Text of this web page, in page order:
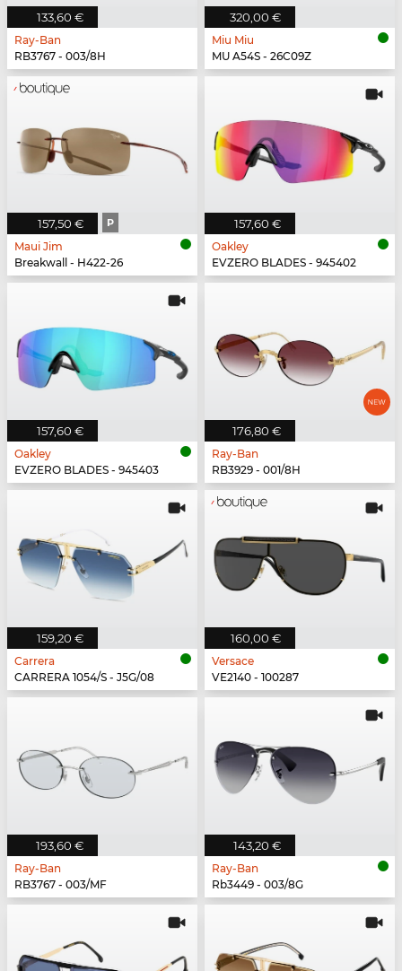
133,60 €
Ray-Ban
RB3767 - 003/8H
320,00 €
Miu Miu
MU A54S - 26C09Z
157,50 € P
Maui Jim
Breakwall - H422-26
157,60 €
Oakley
EVZERO BLADES - 945402
157,60 €
Oakley
EVZERO BLADES - 945403
176,80 €
Ray-Ban
RB3929 - 001/8H
159,20 €
Carrera
CARRERA 1054/S - J5G/08
160,00 €
Versace
VE2140 - 100287
193,60 €
Ray-Ban
RB3767 - 003/MF
143,20 €
Ray-Ban
Rb3449 - 003/8G